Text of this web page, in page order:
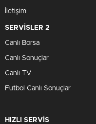
İletişim
SERVİSLER 2
Canlı Borsa
Canlı Sonuçlar
Canlı TV
Futbol Canlı Sonuçlar
HIZLI SERVİS